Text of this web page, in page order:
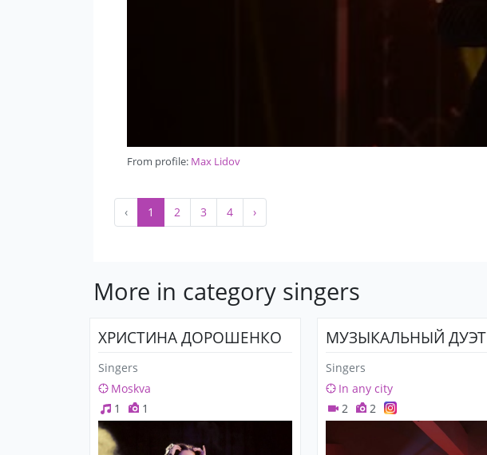
From profile: Max Lidov
‹ 1 2 3 4 ›
More in category singers
ХРИСТИНА ДОРОШЕНКО
Singers
Moskva
1
1
МУЗЫКАЛЬНЫЙ ДУЭТ
Singers
In any city
2
2